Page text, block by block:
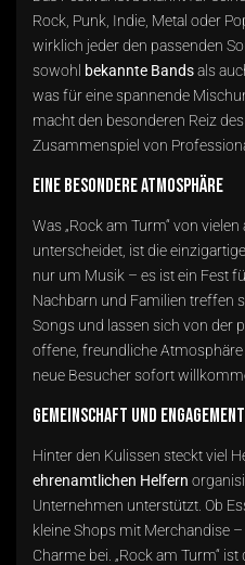
Rock, Punk, Indie, Metal oder
wirklich jeder den passenden
sowohl bekannte Bandsals
was für eine spannende
macht den besonderen Reiz
Zusammenspiel von
Eine besondere Atmosphäre
Was „Rock am Turm“ von
unterscheidet, ist die
nur um Musik – es ist ein Fest
Nachbarn und Familien treffen
Songs und lassen sich von der
offene, freundliche
neue Besucher sofort
Gemeinschaft und Engagement
Hinter den Kulissen steckt viel
ehrenamtlichen Helfern
Unternehmen unterstützt. Ob
kleine Shops mit Merchandise
Charme bei. „Rock am Turm“